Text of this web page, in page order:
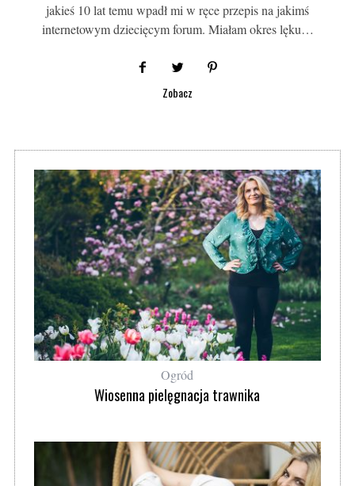
jakieś 10 lat temu wpadł mi w ręce przepis na jakimś
internetowym dziecięcym forum. Miałam okres lęku…
Zobacz
Ogród
Wiosenna pielęgnacja trawnika